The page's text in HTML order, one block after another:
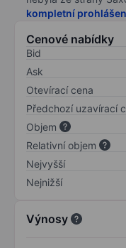
kompletní
Cenové nabídky
Bid
Ask
Otevírací cena
Předchozí uzavírací
Objem
Relativní objem
Nejvyšší
Nejnižší
Výnosy